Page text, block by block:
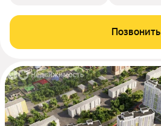
Позвонить